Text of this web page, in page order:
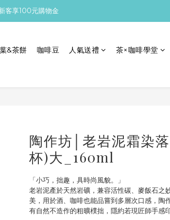
客享100元購物金
&茶餅 咖啡豆 人氣送禮 茶×咖啡學堂
陶作坊│老岩泥霜染
杯)大_160ml
「小巧，拙趣，具時尚風貌。」
老岩泥產於天然岩礦，兼容活性碳、麥飯石之
美，用於酒、咖啡也能品嘗到多層次口感，陶
有自然不造作的粗曠樸拙，隱約若現匠師手感印